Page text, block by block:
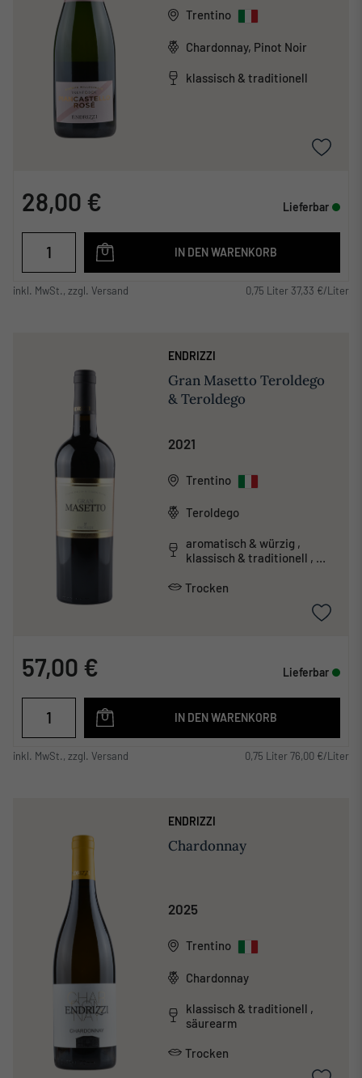
Trentino
Chardonnay, Pinot Noir
klassisch & traditionell
28,00 € Lieferbar
IN DEN WARENKORB
inkl. MwSt., zzgl. Versand 0,75 Liter 37,33 €/Liter
ENDRIZZI
Gran Masetto Teroldego
& Teroldego
2021
Trentino
Teroldego
aromatisch & würzig ,
klassisch & traditionell ,
Trocken
57,00 € Lieferbar
IN DEN WARENKORB
inkl. MwSt., zzgl. Versand 0,75 Liter 76,00 €/Liter
ENDRIZZI
Chardonnay
2025
Trentino
Chardonnay
klassisch & traditionell ,
säurearm
Trocken